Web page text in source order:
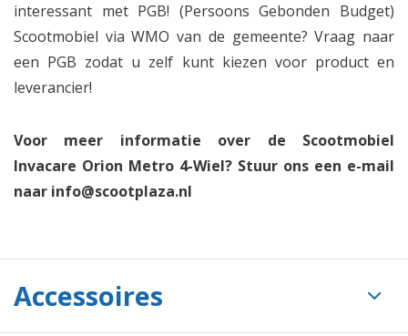
interessant met PGB! (Persoons Gebonden Budget)
Scootmobiel via WMO van de gemeente? Vraag naar
een PGB zodat u zelf kunt kiezen voor product en
leverancier!
Voor meer informatie over de Scootmobiel
Invacare Orion Metro 4-Wiel? Stuur ons een e-mail
naar info@scootplaza.nl
Accessoires